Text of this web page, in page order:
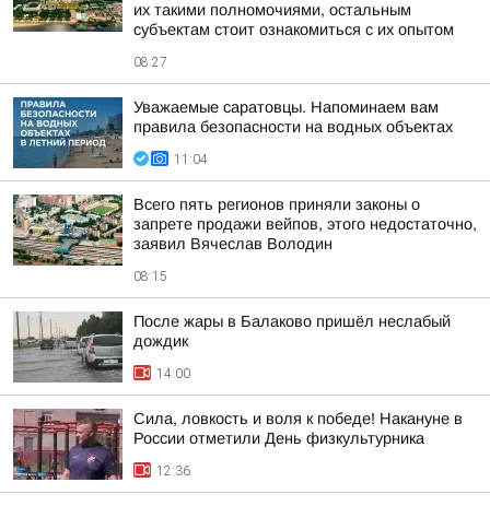
их такими полномочиями, остальным
субъектам стоит ознакомиться с их опытом
08:27
Уважаемые саратовцы. Напоминаем вам
правила безопасности на водных объектах
11:04
Всего пять регионов приняли законы о
запрете продажи вейпов, этого недостаточно,
заявил Вячеслав Володин
08:15
После жары в Балаково пришёл неслабый
дождик
14:00
Сила, ловкость и воля к победе! Накануне в
России отметили День физкультурника
12:36